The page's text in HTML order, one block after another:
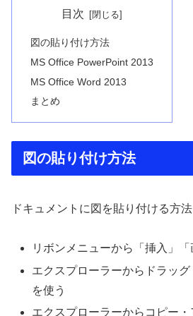
目次
図の貼り付け方法
MS Office PowerPoint 2013
MS Office Word 2013
まとめ
図の貼り付け方法
ドキュメントに図を貼り付ける方法
リボンメニューから「挿入」「
エクスプローラーからドラッ
を使う
エクスプローラーからコピー